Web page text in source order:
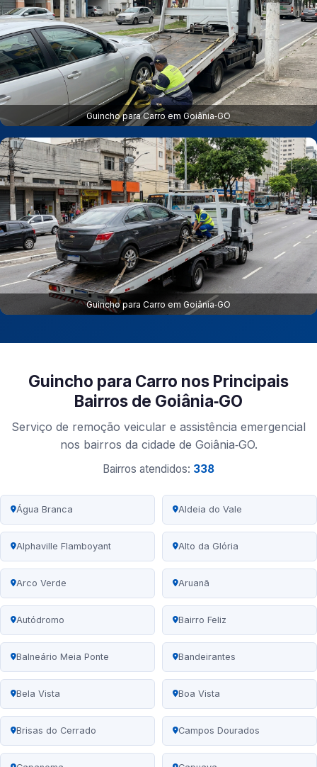
Guincho para Carro em Goiânia‑GO
Guincho para Carro em Goiânia‑GO
Guincho para Carro nos Principais
Bairros de Goiânia‑GO
Serviço de remoção veicular e assistência emergencial
nos bairros da cidade de Goiânia‑GO.
Bairros atendidos: 338
Água Branca Aldeia do Vale
Alphaville Flamboyant Alto da Glória
Arco Verde Aruanã
Autódromo Bairro Feliz
Balneário Meia Ponte Bandeirantes
Bela Vista Boa Vista
Brisas do Cerrado Campos Dourados